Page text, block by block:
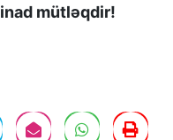
mütləqdir!